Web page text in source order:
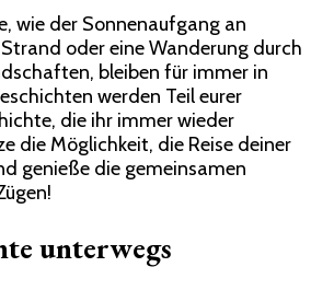
wie der Sonnenaufgang an
oder eine Wanderung durch
bleiben für immer in
werden Teil eurer
die ihr immer wieder
die Möglichkeit, die Reise deiner
genieße die gemeinsamen
unterwegs